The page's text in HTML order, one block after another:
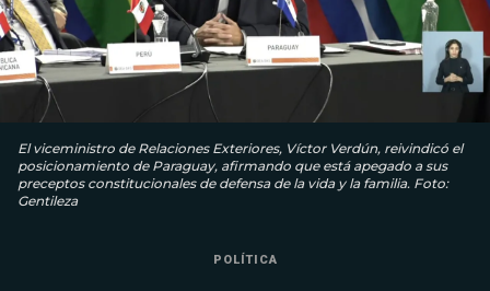
El viceministro de Relaciones Exteriores, Víctor Verdún, reivindicó el
posicionamiento de Paraguay, afirmando que está apegado a sus
preceptos constitucionales de defensa de la vida y la familia. Foto:
Gentileza
POLÍTICA